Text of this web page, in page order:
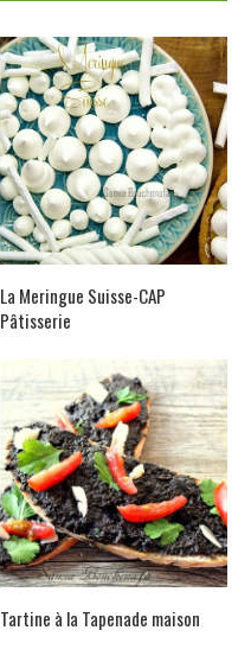
La Meringue Suisse-CAP
Pâtisserie
Tartine à la Tapenade maison